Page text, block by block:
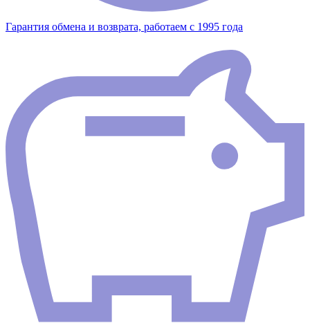
Гарантия обмена и возврата, работаем с 1995 года